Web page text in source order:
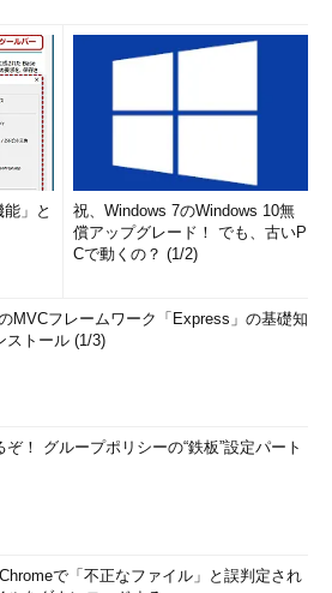
」と
祝、Windows 7のWindows 10無
償アップグレード！ でも、古いP
Cで動くの？ (1/2)
MVCフレームワーク「Express」の基礎知
ストール (1/3)
ぞ！ グループポリシーの“鉄板”設定パート
で「不正なファイル」と誤判定され